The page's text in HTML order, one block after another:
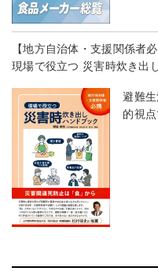
【地方自治体・支援関係者必
現場で役立つ 災害時炊き出
避難
的視